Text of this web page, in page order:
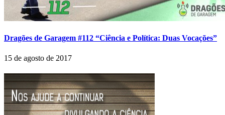
Dragões de Garagem #112 “Ciência e Política: Duas Vocações”
15 de agosto de 2017